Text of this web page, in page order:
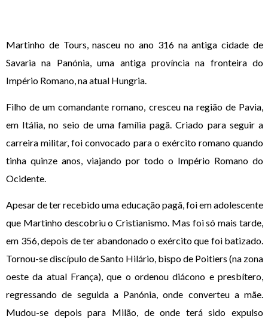
Martinho de Tours, nasceu no ano 316 na antiga cidade de
Savaria na Panónia, uma antiga província na fronteira do
Império Romano, na atual Hungria.
Filho de um comandante romano, cresceu na região de Pavia,
em Itália, no seio de uma família pagã. Criado para seguir a
carreira militar, foi convocado para o exército romano quando
tinha quinze anos, viajando por todo o Império Romano do
Ocidente.
Apesar de ter recebido uma educação pagã, foi em adolescente
que Martinho descobriu o Cristianismo. Mas foi só mais tarde,
em 356, depois de ter abandonado o exército que foi batizado.
Tornou-se discípulo de Santo Hilário, bispo de Poitiers (na zona
oeste da atual França), que o ordenou diácono e presbítero,
regressando de seguida a Panónia, onde converteu a mãe.
Mudou-se depois para Milão, de onde terá sido expulso